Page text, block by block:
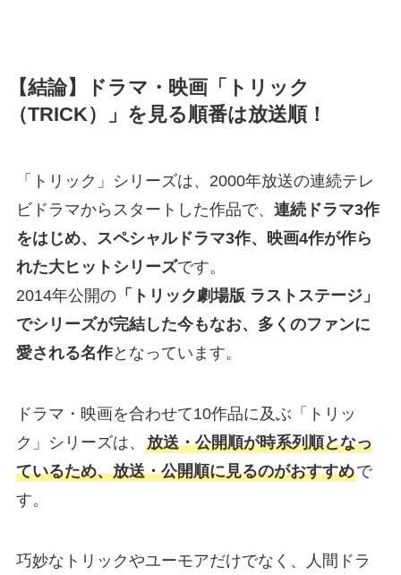
【結論】ドラマ・映画「トリック
（TRICK）」を見る順番は放送順！
「トリック」シリーズは、2000年放送の連続テレ
ビドラマからスタートした作品で、 連続ドラマ3作
をはじめ、スペシャルドラマ3作、映画4作が作ら
れた大ヒットシリーズです。
2014年公開の「トリック劇場版 ラストステージ」
でシリーズが完結した今もなお、多くのファンに
愛される名作となっています。
ドラマ・映画を合わせて10作品に及ぶ「トリッ
ク」シリーズは、 放送・公開順が時系列順となっ
ているため、放送・公開順に見るのがおすすめで
す。
巧妙なトリックやユーモアだけでなく、人間ドラ